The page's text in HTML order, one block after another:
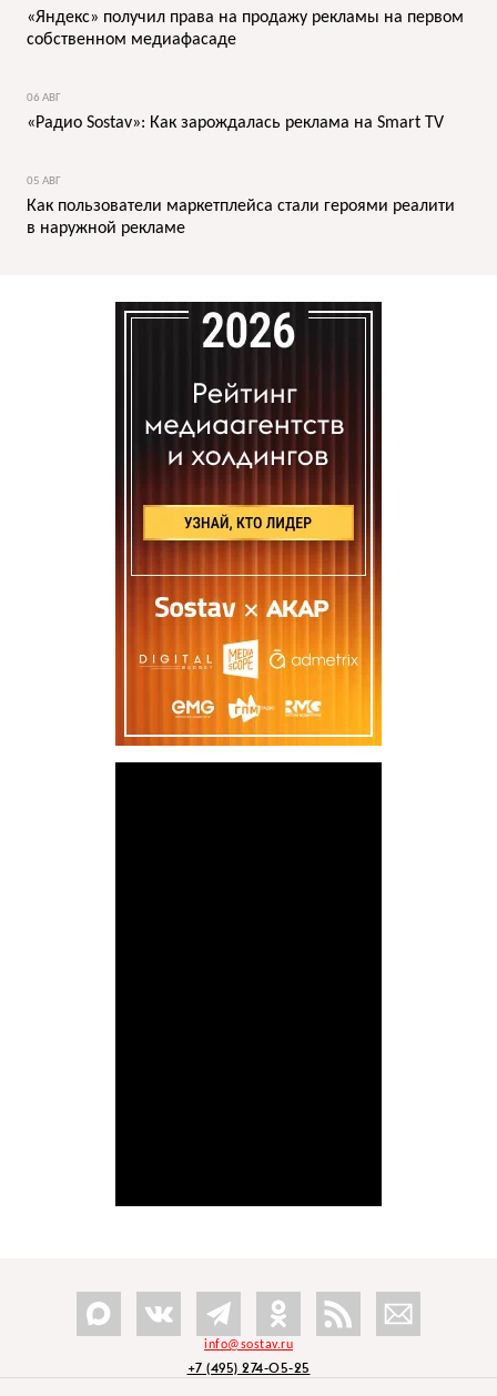
«Яндекс» получил права на продажу рекламы на первом
собственном медиафасаде
06 АВГ
«Радио Sostav»: Как зарождалась реклама на Smart TV
05 АВГ
Как пользователи маркетплейса стали героями реалити
в наружной рекламе
info@sostav.ru
+7 (495) 274-05-25